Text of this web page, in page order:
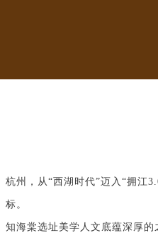
杭州，从“西湖时代”迈入“拥江
标。
知海棠选址美学人文底蕴深厚